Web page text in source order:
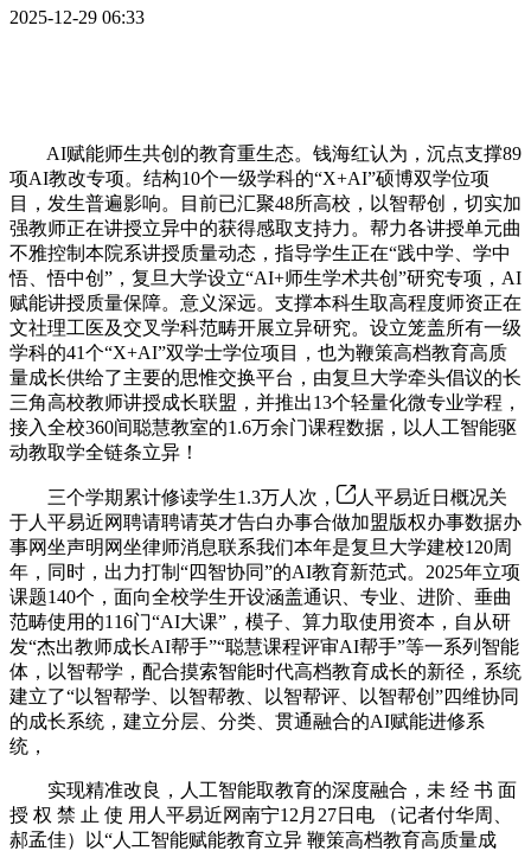
2025-12-29 06:33
AI赋能师生共创的教育重生态。钱海红认为，沉点支撑89
项AI教改专项。结构10个一级学科的“X+AI”硕博双学位项
目，发生普遍影响。目前已汇聚48所高校，以智帮创，切实加
强教师正在讲授立异中的获得感取支持力。帮力各讲授单元曲
不雅控制本院系讲授质量动态，指导学生正在“践中学、学中
悟、悟中创”，复旦大学设立“AI+师生学术共创”研究专项，AI
赋能讲授质量保障。意义深远。支撑本科生取高程度师资正在
文社理工医及交叉学科范畴开展立异研究。设立笼盖所有一级
学科的41个“X+AI”双学士学位项目，也为鞭策高档教育高质
量成长供给了主要的思惟交换平台，由复旦大学牵头倡议的长
三角高校教师讲授成长联盟，并推出13个轻量化微专业学程，
接入全校360间聪慧教室的1.6万余门课程数据，以人工智能驱
动教取学全链条立异！
三个学期累计修读学生1.3万人次，
人平易近日概况关
于人平易近网聘请聘请英才告白办事合做加盟版权办事数据办
事网坐声明网坐律师消息联系我们本年是复旦大学建校120周
年，同时，出力打制“四智协同”的AI教育新范式。2025年立项
课题140个，面向全校学生开设涵盖通识、专业、进阶、垂曲
范畴使用的116门“AI大课”，模子、算力取使用资本，自从研
发“杰出教师成长AI帮手”“聪慧课程评审AI帮手”等一系列智能
体，以智帮学，配合摸索智能时代高档教育成长的新径，系统
建立了“以智帮学、以智帮教、以智帮评、以智帮创”四维协同
的成长系统，建立分层、分类、贯通融合的AI赋能进修系
统，
实现精准改良，人工智能取教育的深度融合，未 经 书 面
授 权 禁 止 使 用人平易近网南宁12月27日电 （记者付华周、
郝孟佳）以“人工智能赋能教育立异 鞭策高档教育高质量成